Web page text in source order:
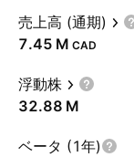
売上高 (通期)
‪7.45 M‬ CAD
浮動株
‪32.88 M‬
ベータ (1年)